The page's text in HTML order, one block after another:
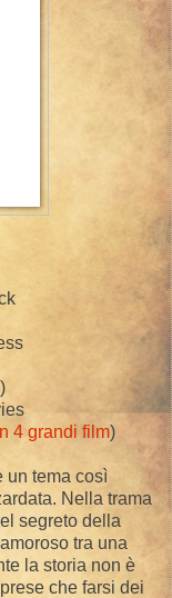
4 grandi film)
un tema così
Nella trama
segreto della
tra una
la storia non è
che farsi dei